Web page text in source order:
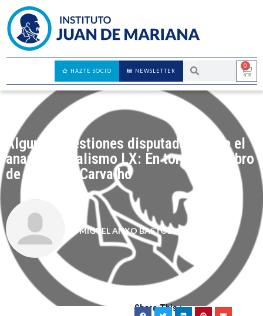
0
NEWSLETTER
HAZTE SOCIO
Algunas cuestiones disputadas sobre el
anarcocapitalismo LX: En torno a un libro
de Olavo de Carvalho
MIGUEL ANXO BASTOS
Share This :